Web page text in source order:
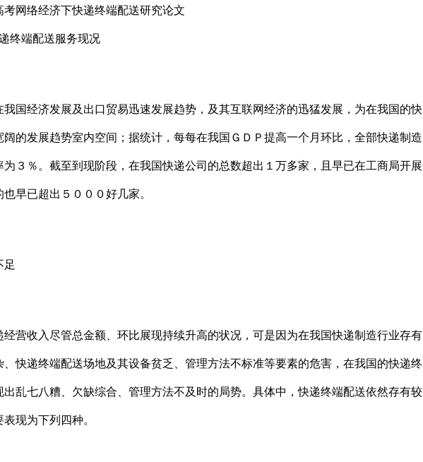
网络经济下快递终端配送研究论文
终端配送服务现况
经济发展及出口贸易迅速发展趋势，及其互联网经济的迅猛发展，为在我国的快
的发展趋势室内空间；据统计，每每在我国ＧＤＰ提高一个月环比，全部快递制造
３％。截至到现阶段，在我国快递公司的总数超出１万多家，且早已在工商局开展
早已超出５０００好几家。
收入尽管总金额、环比展现持续升高的状况，可是因为在我国快递制造行业存有
快递终端配送场地及其设备贫乏、管理方法不标准等要素的危害，在我国的快递终
乱七八糟、欠缺综合、管理方法不及时的局势。具体中，快递终端配送依然存有较
现为下列四种。